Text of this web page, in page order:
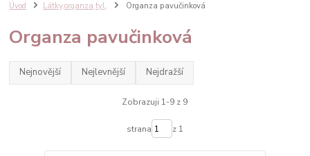
Úvod Látky,organza,tyl, Organza pavučinková
Organza pavučinková
Nejnovější Nejlevnější Nejdražší
Zobrazuji 1-9 z 9
strana z 1